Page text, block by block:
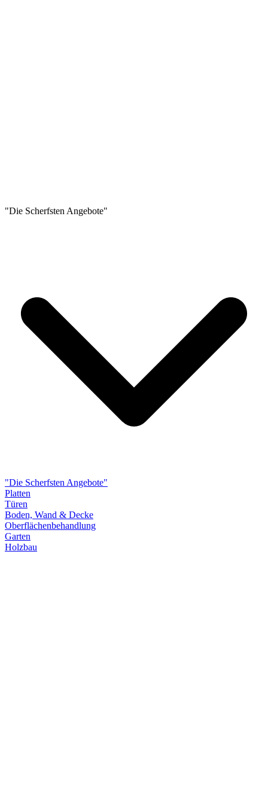
"Die Scherfsten Angebote"
"Die Scherfsten Angebote"
Platten
Türen
Boden, Wand & Decke
Oberflächenbehandlung
Garten
Holzbau